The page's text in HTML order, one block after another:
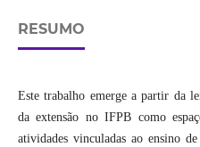
RESUMO
Este trabalho emerge a partir da
da extensão no IFPB como
atividades vinculadas ao ensino